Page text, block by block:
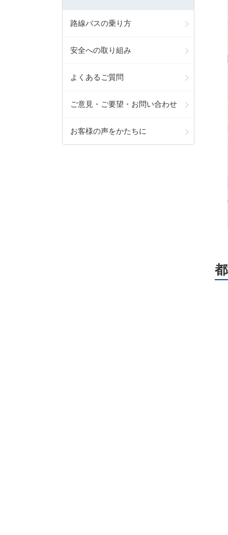
路線バスの乗り方
安全への取り組み
よくあるご質問
ご意見・ご要望・お問い合わせ
お客様の声をかたちに